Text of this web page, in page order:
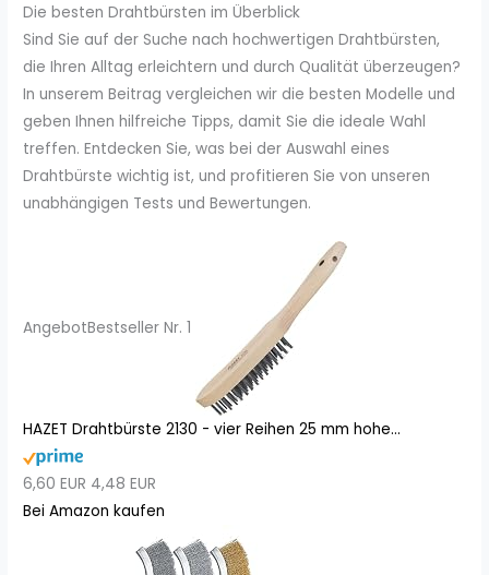
Die besten Drahtbürsten im Überblick
Sind Sie auf der Suche nach hochwertigen Drahtbürsten,
die Ihren Alltag erleichtern und durch Qualität überzeugen?
In unserem Beitrag vergleichen wir die besten Modelle und
geben Ihnen hilfreiche Tipps, damit Sie die ideale Wahl
treffen. Entdecken Sie, was bei der Auswahl eines
Drahtbürste wichtig ist, und profitieren Sie von unseren
unabhängigen Tests und Bewertungen.
AngebotBestseller Nr. 1
HAZET Drahtbürste 2130 - vier Reihen 25 mm hohe...
6,60 EUR 4,48 EUR
Bei Amazon kaufen